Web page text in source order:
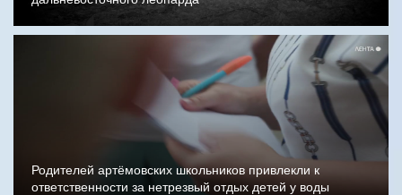
Родителей артёмовских школьников привлекли к
ответственности за нетрезвый отдых детей у воды